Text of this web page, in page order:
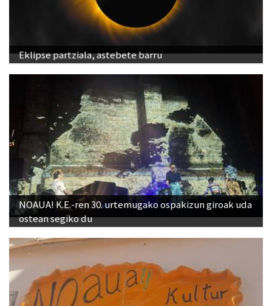
Eklipse partziala, astebete barru
NOAUA! K.E.-ren 30. urtemugako ospakizun giroak uda
ostean segiko du